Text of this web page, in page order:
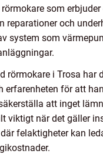
som
reparationer och
system som
rörmokare i Trosa har
erfarenheten för att
att inget
viktigt när det gäller
felaktigheter kan